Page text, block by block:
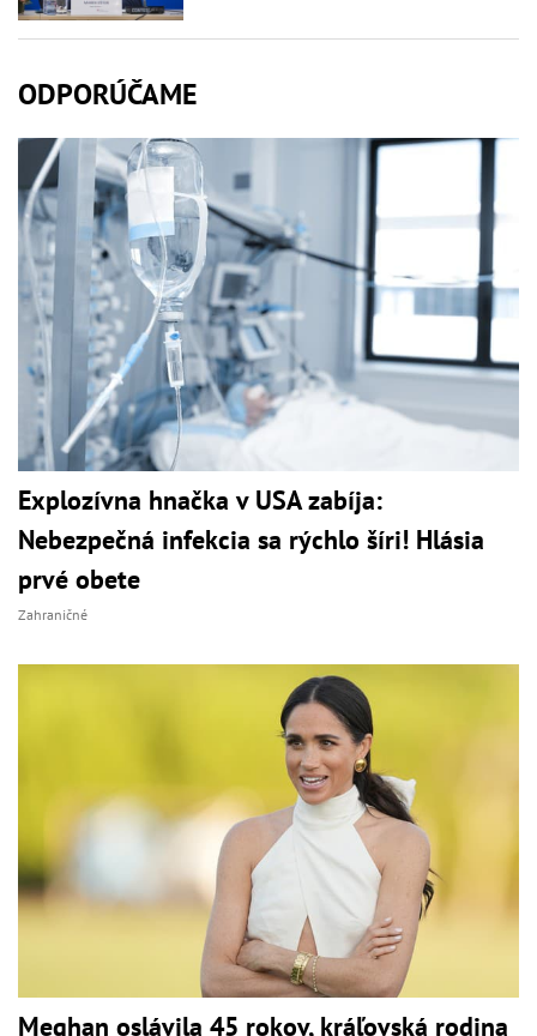
ODPORÚČAME
Explozívna hnačka v USA zabíja:
Nebezpečná infekcia sa rýchlo šíri! Hlásia
prvé obete
Zahraničné
Meghan oslávila 45 rokov, kráľovská rodina